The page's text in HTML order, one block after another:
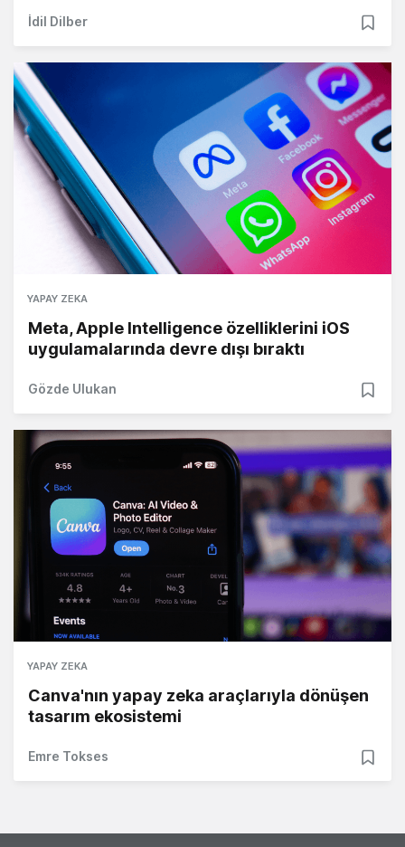
İdil Dilber
YAPAY ZEKA
Meta, Apple Intelligence özelliklerini iOS
uygulamalarında devre dışı bıraktı
Gözde Ulukan
YAPAY ZEKA
Canva'nın yapay zeka araçlarıyla dönüşen
tasarım ekosistemi
Emre Tokses